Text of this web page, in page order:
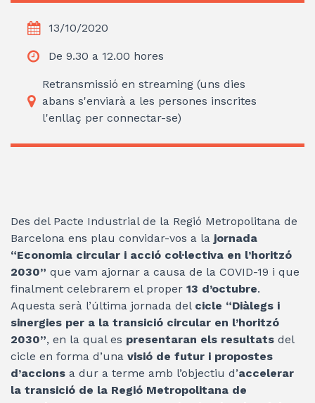
13/10/2020
De 9.30 a 12.00 hores
Retransmissió en streaming (uns dies
abans s'enviarà a les persones inscrites
l'enllaç per connectar-se)
Des del Pacte Industrial de la Regió Metropolitana de
Barcelona ens plau convidar-vos a la jornada
“Economia circular i acció col·lectiva en l’horitzó
2030” que vam ajornar a causa de la COVID-19 i que
finalment celebrarem el proper 13 d’octubre.
Aquesta serà l’última jornada del cicle “Diàlegs i
sinergies per a la transició circular en l’horitzó
2030”, en la qual es presentaran els resultats del
cicle en forma d’una visió de futur i propostes
d’accions a dur a terme amb l’objectiu d’accelerar
la transició de la Regió Metropolitana de